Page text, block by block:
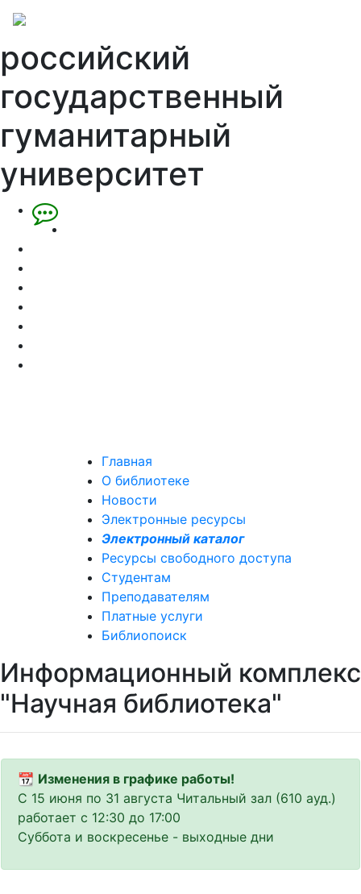
российский
государственный
гуманитарный
университет
Главная
О библиотеке
Новости
Электронные ресурсы
Электронный каталог
Ресурсы свободного доступа
Студентам
Преподавателям
Платные услуги
Библиопоиск
Информационный комплекс
"Научная библиотека"
📆 Изменения в графике работы!
С 15 июня по 31 августа Читальный зал (610 ауд.)
работает с 12:30 до 17:00
Суббота и воскресенье - выходные дни